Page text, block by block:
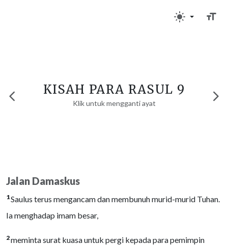
KISAH PARA RASUL 9
Klik untuk mengganti ayat
Jalan Damaskus
1Saulus terus mengancam dan membunuh murid-murid Tuhan.
Ia menghadap imam besar,
2meminta surat kuasa untuk pergi kepada para pemimpin